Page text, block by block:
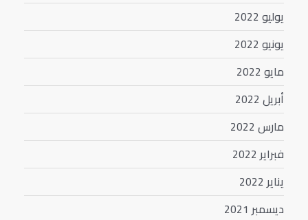
يوليو 2022
يونيو 2022
مايو 2022
أبريل 2022
مارس 2022
فبراير 2022
يناير 2022
ديسمبر 2021